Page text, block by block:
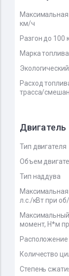
Максимальная
км/ч
Разгон до 100
Марка топлива
Расход
трасса/
Двигатель
Тип двигателя
Объем
Тип наддува
л.с./кВт при
момент, Н*м
Количество
Степень